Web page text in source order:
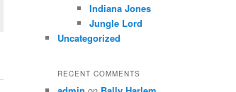
Indiana Jones
Jungle Lord
Uncategorized
RECENT COMMENTS